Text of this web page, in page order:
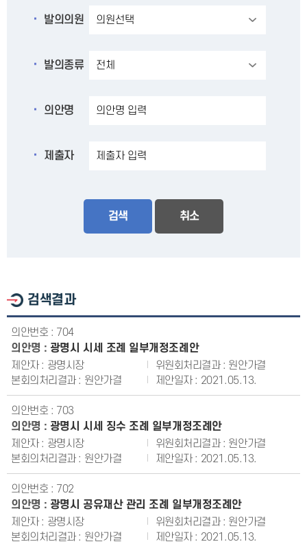
발의의원
발의종류
의안명
제출자
검색 취소
검색결과
704
광명시 시세 조례 일부개정조례안
광명시장
원안가결
원안가결
2021.05.13.
703
광명시 시세 징수 조례 일부개정조례안
광명시장
원안가결
원안가결
2021.05.13.
702
광명시 공유재산 관리 조례 일부개정조례안
광명시장
원안가결
원안가결
2021.05.13.